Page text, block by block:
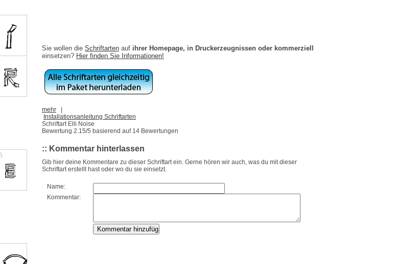
Sie wollen die Schriftarten auf ihrer Homepage, in Druckerzeugnissen oder kommerziell
einsetzen? Hier finden Sie Informationen!
mehr
Installationsanleitung Schriftarten
Schriftart Elli Noise
Bewertung 2.15/5 basierend auf 14 Bewertungen
:: Kommentar hinterlassen
Gib hier deine Kommentare zu dieser Schriftart ein. Gerne hören wir auch, was du mit dieser
Schriftart erstellt hast oder wo du sie einsetzt.
Name:
Kommentar: